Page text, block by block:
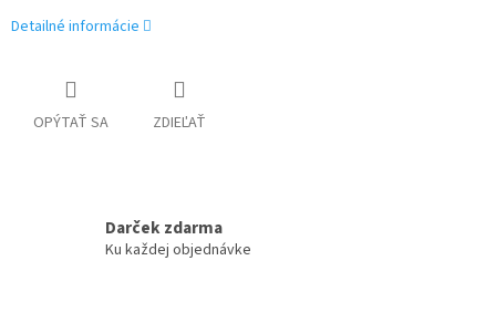
Detailné informácie
OPÝTAŤ SA ZDIEĽAŤ
Darček zdarma
Ku každej objednávke